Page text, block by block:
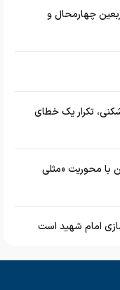
در طرح اربعین چهارمحال و
تکرار یک خطای
با محوریت «مثلی
امام شهید است